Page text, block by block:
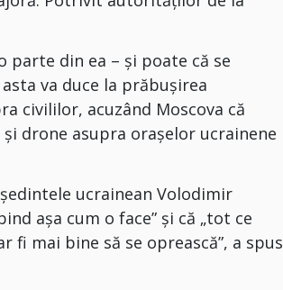
parte din ea – și poate că se
va duce la prăbușirea
civililor, acuzând Moscova că
drone asupra orașelor ucrainene
ucrainean Volodimir
așa cum o face” și că „tot ce
fi mai bine să se oprească”, a spus